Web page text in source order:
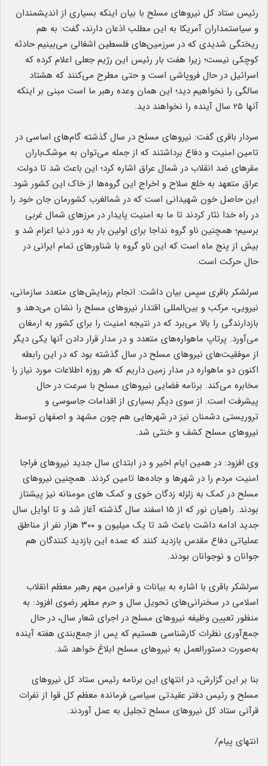
رئیس ستاد کل نیروهای مسلح با بیان اینکه بسیاری از اندیشمندان
و سیاستمداران آمریکا به این مطلب اذعان دارند، گفت: به هم
ریختگی شدیدی که در سرزمین‌های فلسطین اشغالی می‌بینیم حادثه
کوچکی نیست؛ زیرا هفت بار رئیس این رژیم جعلی اعلام کرده که
اسرائیل در حال فروپاشی است و حتی مطرح ‌می‌کنند که هشتاد
سالگی را نخواهیم دید؛ این همان وعده رهبر ما است مبنی بر اینکه
آنها ۲۵ سال آینده را نخواهند دید.
سردار باقری گفت: نیروهای مسلح در سال گذشته گام‌های اساسی در
تامین امنیت و دفاع برداشتند که از جمله می‌توان به موشک‌باران
مقرهای ضد انقلاب در شمال عراق اشاره کرد؛ این باعث شد تا دولت
عراق متعهد به خلع سلاح و اخراج این گروه‌ها از خاک این کشور شود.
این حاصل خون شهیدانی است که در شمالغرب کشورمان جان خود را
در راه خدا نثار کردند تا ما به امنیت پایدار در مرزهای شمال غربی
برسیم؛ همچنین ناو گروه نداجا برای اولین بار به دور دنیا اعزام شد و
بیش از پنج ماه است که این ناو گروه با شناورهای تمام ایرانی در
حال حرکت است.
سرلشکر باقری سپس بیان داشت: انجام رزمایش‌های متعدد سازمانی،
نیرویی، مرکب و بین‌المللی اقتدار نیروهای مسلح را نشان می‌دهد و
بازدارندگی را بالا می‌برد که در نتیجه امنیت را برای کشور به ارمغان
می‌آورد. پرتاپ ماهواره‌های متعدد و در مدار قرار دادن آنها یکی دیگر
از موفقیت‌های نیروهای مسلح در سال گذشته بود که در این رابطه
اکنون دو ماهواره در مدار زمین داریم که هر روزه اطلاعات مورد نیاز را
مخابره می‌کند. برنامه فضایی نیروهای مسلح با سرعت در حال
پیشرفت است. از سوی دیگر بسیاری از اقدامات جاسوسی و
تروریستی دشمنان نیز در شهرهایی هم چون مشهد و اصفهان توسط
نیروهای مسلح کشف و خنثی شد.
وی افزود: در همین ایام اخیر و در ابتدای سال جدید نیروهای فراجا
امنیت مردم را در شهرها و جاده‌ها تامین کردند. همچنین نیروهای
مسلح در کمک به زلزله زدگان خوی و کمک ‌‌های مومنانه نیز پیشتاز
بودند. راهیان نور که از ۱۵ اسفند سال گذشته آغاز شد و تا اوایل سال
جدید ادامه داشت باعث شد تا یک ‌میلیون و ۳۰۰ هزار نفر از مناطق
عملیاتی دفاع مقدس بازدید کنند که عمده این بازدید کنندگان هم
جوانان و نوجوانان بودند.
سرلشکر باقری با اشاره به بیانات و فرامین مهم رهبر معظم انقلاب
اسلامی در سخنرانی‌های تحویل سال و حرم مطهر رضوی افزود: به
منظور تعیین وظیفه نیروهای مسلح در اجرای شعار سال، در حال
جمع‌آوری نظرات کارشناسی هستیم که پس از جمع‌بندی هفته آینده
به‌صورت دستورالعمل به نیروهای مسلح ابلاغ خواهد شد.
بنا بر این گزارش، در انتهای این برنامه رئیس ستاد کل نیروهای
مسلح و رئیس دفتر عقیدتی سیاسی فرمانده معظم کل قوا از نفرات
قرآنی ستاد کل نیروهای مسلح تجلیل به عمل آوردند.
انتهای پیام/